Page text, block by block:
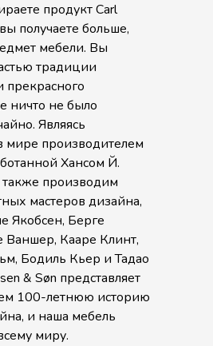
продукт Carl
получаете больше,
мебели. Вы
традиции
прекрасного
ничто не было
Являясь
производителем
Хансом Й.
производим
мастеров дизайна,
Якобсен, Берге
Ваншер, Кааре Клинт,
Бодиль Кьер и Тадао
& Søn представляет
100-летнюю историю
и наша мебель
миру.